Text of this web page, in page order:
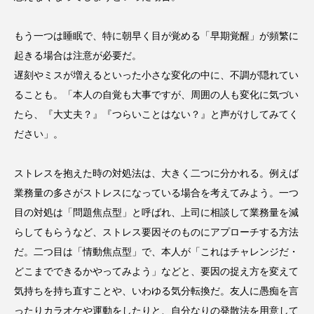
もう一つは睡眠で、特に朝早く目が覚める「早期覚醒」が頻繁に
起きる場合は注意が必要だ。
遅刻やミスが増えるといった小さな変化の中に、不調が隠れてい
ることも。「本人の自覚も大事ですが、周囲の人も変化に気づい
たら、『大丈夫？』『つらいことはない？』と声がけしてみてく
ださい」。
ストレスを抱えた時の対処法は、大きく二つに分かれる。例えば
業務量の多さがストレスになっている場合を考えてみよう。一つ
目の対処は「問題焦点型」と呼ばれ、上司に相談して業務量を減
らしてもらうなど、ストレス要因そのものにアプローチする方法
だ。二つ目は「情動焦点型」で、本人が「これはチャレンジだ・
どこまでできるかやってみよう」などと、要因の捉え方を変えて
気持ちを持ち直すことや、いわゆる気分転換だ。友人に愚痴を言
ったりカラオケや運動をしたりと、自分なりの発散法を用意して